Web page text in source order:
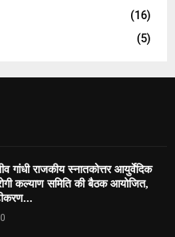
(16)
(5)
गांधी राजकीय स्नातकोत्तर आयुर्वेदिक
कल्याण समिति की बैठक आयोजित,
0